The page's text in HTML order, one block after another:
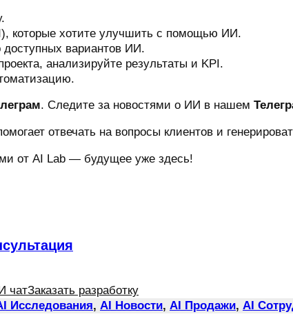
которые хотите улучшить с помощью ИИ.
вариантов ИИ.
анализируйте результаты и KPI.
. Следите за новостями о ИИ в нашем
отвечать на вопросы клиентов и
от AI Lab — будущее уже здесь!
чатЗаказать разработку
Исследования, AI Новости, AI Продажи, AI